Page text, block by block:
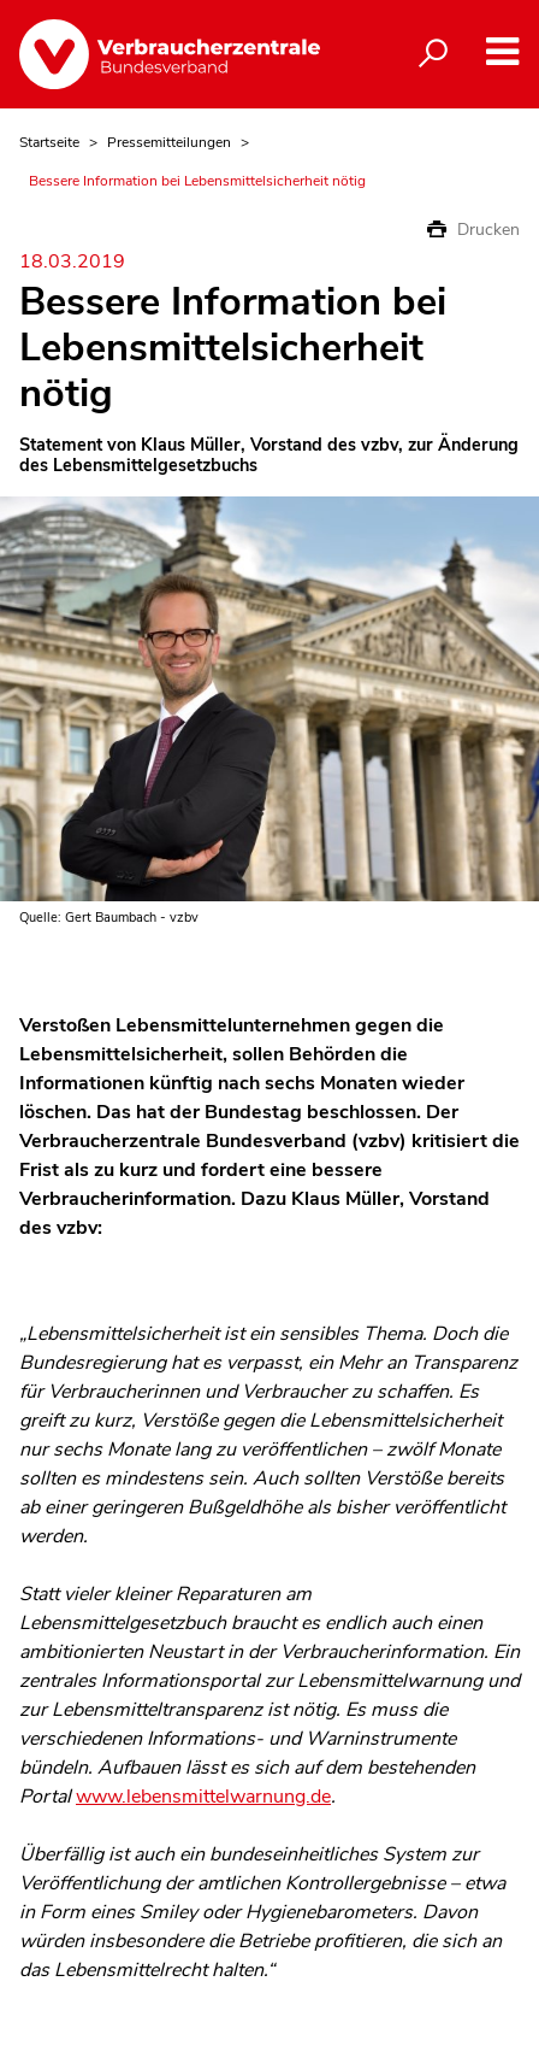
Startseite
Pressemitteilungen
Bessere Information bei Lebensmittelsicherheit nötig
Drucken
18.03.2019
Bessere Information bei
Lebensmittelsicherheit
nötig
Statement von Klaus Müller, Vorstand des vzbv, zur Änderung
des Lebensmittelgesetzbuchs
Quelle: Gert Baumbach - vzbv
Verstoßen Lebensmittelunternehmen gegen die
Lebensmittelsicherheit, sollen Behörden die
Informationen künftig nach sechs Monaten wieder
löschen. Das hat der Bundestag beschlossen. Der
Verbraucherzentrale Bundesverband (vzbv) kritisiert die
Frist als zu kurz und fordert eine bessere
Verbraucherinformation. Dazu Klaus Müller, Vorstand
des vzbv:
„Lebensmittelsicherheit ist ein sensibles Thema. Doch die
Bundesregierung hat es verpasst, ein Mehr an Transparenz
für Verbraucherinnen und Verbraucher zu schaffen. Es
greift zu kurz, Verstöße gegen die Lebensmittelsicherheit
nur sechs Monate lang zu veröffentlichen – zwölf Monate
sollten es mindestens sein. Auch sollten Verstöße bereits
ab einer geringeren Bußgeldhöhe als bisher veröffentlicht
werden.
Statt vieler kleiner Reparaturen am
Lebensmittelgesetzbuch braucht es endlich auch einen
ambitionierten Neustart in der Verbraucherinformation. Ein
zentrales Informationsportal zur Lebensmittelwarnung und
zur Lebensmitteltransparenz ist nötig. Es muss die
verschiedenen Informations- und Warninstrumente
bündeln. Aufbauen lässt es sich auf dem bestehenden
Portalwww.lebensmittelwarnung.de.
Überfällig ist auch ein bundeseinheitliches System zur
Veröffentlichung der amtlichen Kontrollergebnisse – etwa
in Form eines Smiley oder Hygienebarometers. Davon
würden insbesondere die Betriebe profitieren, die sich an
das Lebensmittelrecht halten.“